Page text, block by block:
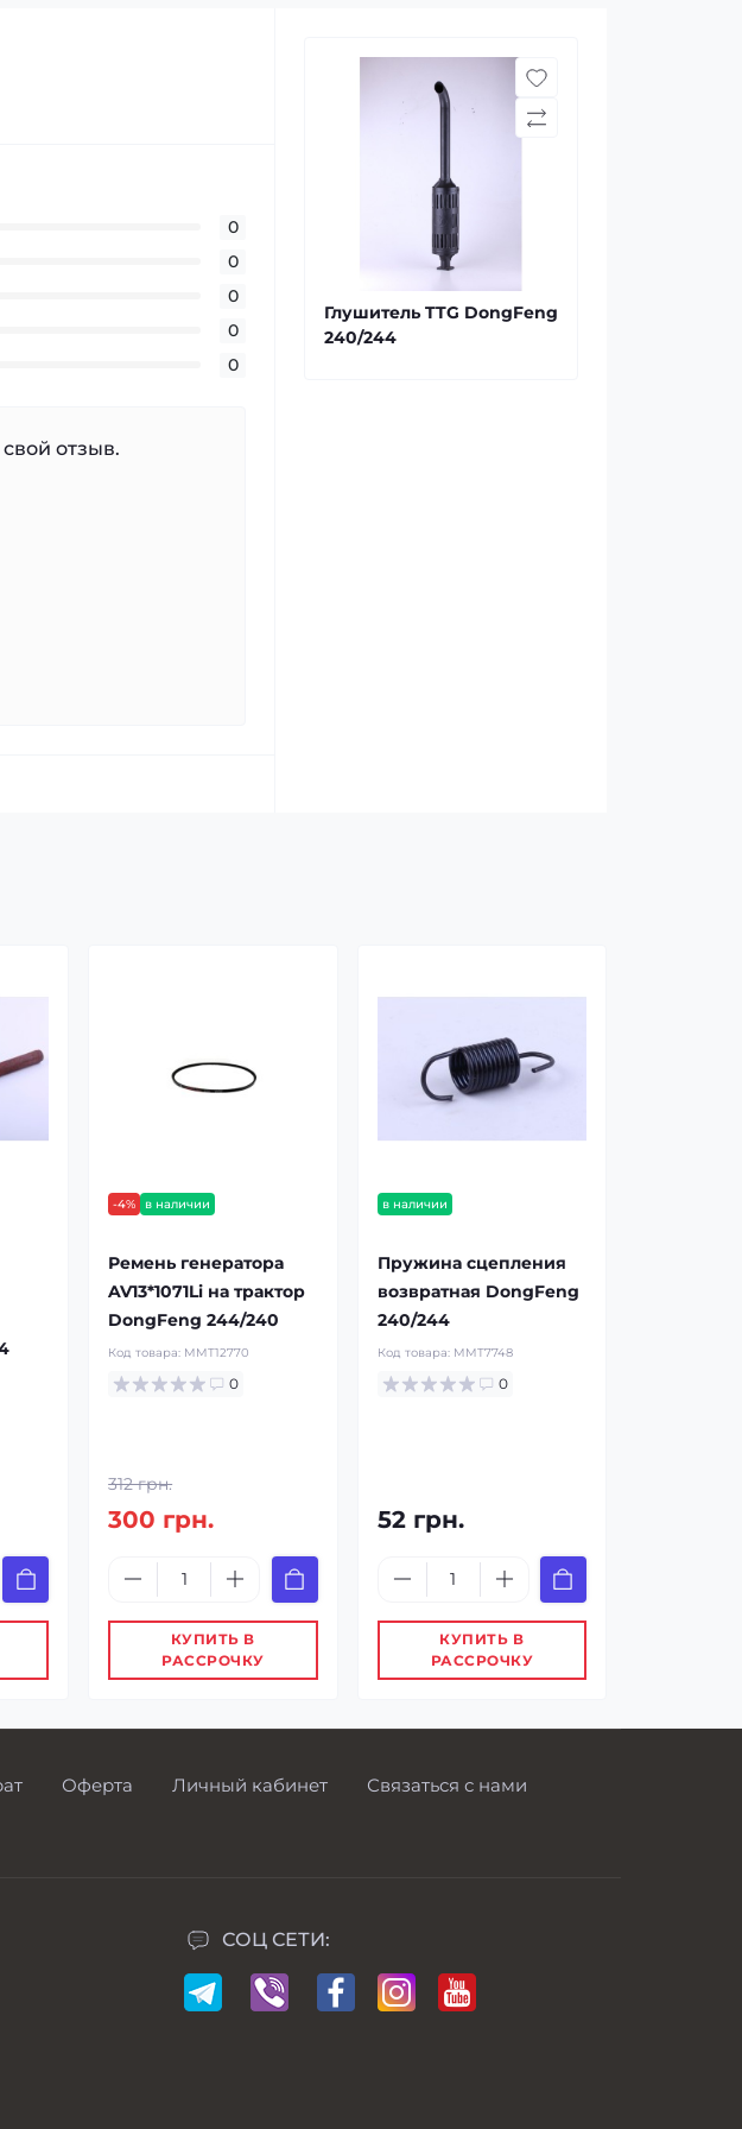
0
0
0
0
0
отзыв.
Глушитель TTG DongFeng
240/244
-4% в наличии
Ремень генератора
AV13*1071Li на трактор
DongFeng 244/240
Код товара: MMT12770
0
312 грн.
300 грн.
КУПИТЬ В
РАССРОЧКУ
в наличии
Пружина сцепления
возвратная DongFeng
240/244
Код товара: MMT7748
0
52 грн.
КУПИТЬ В
РАССРОЧКУ
Оферта Личный кабинет
Связаться с нами
СОЦ СЕТИ: